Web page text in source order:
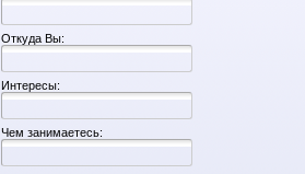
Откуда Вы:
Интересы:
Чем занимаетесь: